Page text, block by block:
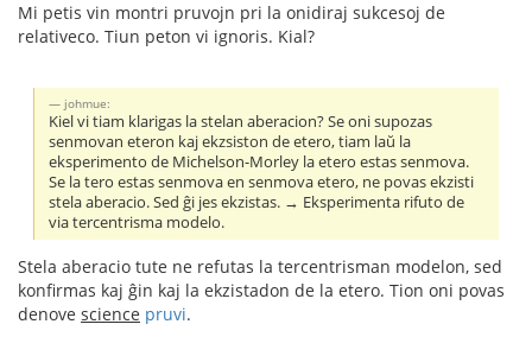
Mi petis vin montri pruvojn pri la onidiraj sukcesoj de
relativeco. Tiun peton vi ignoris. Kial?
johmue:
Kiel vi tiam klarigas la stelan aberacion? Se oni supozas
senmovan eteron kaj ekzsiston de etero, tiam laŭ la
eksperimento de Michelson-Morley la etero estas senmova.
Se la tero estas senmova en senmova etero, ne povas ekzisti
stela aberacio. Sed ĝi jes ekzistas. → Eksperimenta rifuto de
via tercentrisma modelo.
Stela aberacio tute ne refutas la tercentrisman modelon, sed
konfirmas kaj ĝin kaj la ekzistadon de la etero. Tion oni povas
denove science pruvi.